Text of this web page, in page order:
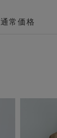
通常価格